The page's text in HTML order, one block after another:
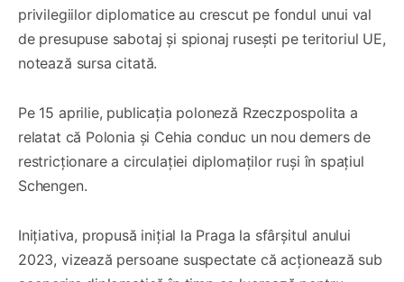
privilegiilor diplomatice au crescut pe fondul unui val
de presupuse sabotaj și spionaj rusești pe teritoriul UE,
notează sursa citată.
Pe 15 aprilie, publicația poloneză Rzeczpospolita a
relatat că Polonia și Cehia conduc un nou demers de
restricționare a circulației diplomaților ruși în spațiul
Schengen.
Inițiativa, propusă inițial la Praga la sfârșitul anului
2023, vizează persoane suspectate că acționează sub